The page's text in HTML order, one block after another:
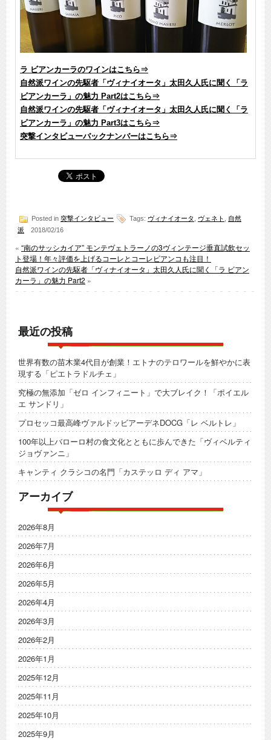
ラ ビアンカーラのワインはこちら⇒
自然派ワインの先駆者「ヴィナイオータ」太田久人氏に聞く「ラ
ビアンカーラ」の魅力 Part2はこちら⇒
自然派ワインの先駆者「ヴィナイオータ」太田久人氏に聞く「ラ
ビアンカーラ」の魅力 Part3はこちら⇒
突撃インタビューバックナンバーはこちら⇒
Posted in 突撃インタビュー Tags: ヴィナイオータ ヴェネト
自然
派 2018/02/16
« “南のサッシカイア” モンテヴェトラーノの3ヴィンテージ垂直試飲セッ
ト登場！年々評価を上げるコーレとコーレビアンコも注目！
自然派ワインの先駆者「ヴィナイオータ」太田久人氏に聞く「ラ ビアン
カーラ」の魅力 Part2 »
最近の投稿
世界有数の苗木業4代目が創業！エトナのテロワールを鮮やかに表
現する「ピエトラドルチェ」
究極の無添加「ゼロ インフィニート」で大ブレイク！「ポイエル
エ サンドリ」
プロセッコ最高峰ヴァルドッビアーデネDOCG「レ ベルトレ」
100年以上バローロ村の食文化とともに歩んできた「ヴィベルティ
ジョヴァンニ」
キャンティ クラシコの名門「カステッロ ディ アマ」
アーカイブ
2026年8月
2026年7月
2026年6月
2026年5月
2026年4月
2026年3月
2026年2月
2026年1月
2025年12月
2025年11月
2025年10月
2025年9月